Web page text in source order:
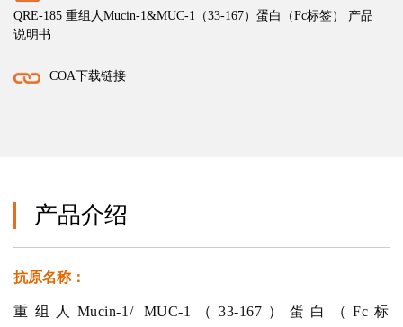
QRE-185 重组人Mucin-1&MUC-1（33-167）蛋白（Fc标签） 产品
说明书
COA下载链接
产品介绍
抗原名称：
重组人Mucin-1/ MUC-1（33-167）蛋白（Fc标